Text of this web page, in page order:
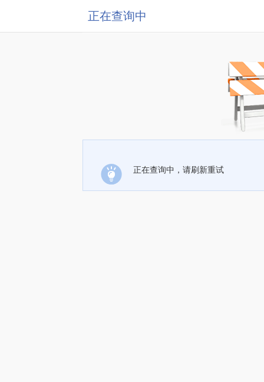
正在查询中
正在查询中，请刷新重试